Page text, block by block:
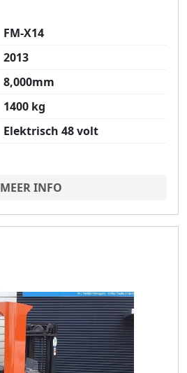
FM-X14
2013
8,000mm
1400 kg
Elektrisch 48 volt
MEER INFO